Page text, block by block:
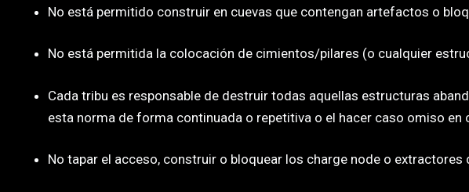
No está permitido construir en cuevas que contengan artefactos o
No está permitida la colocación de cimientos/pilares (o cualquier
Cada tribu es responsable de destruir todas aquellas estructuras
esta norma de forma continuada o repetitiva o el hacer caso omiso
No tapar el acceso, construir o bloquear los charge node o extractores